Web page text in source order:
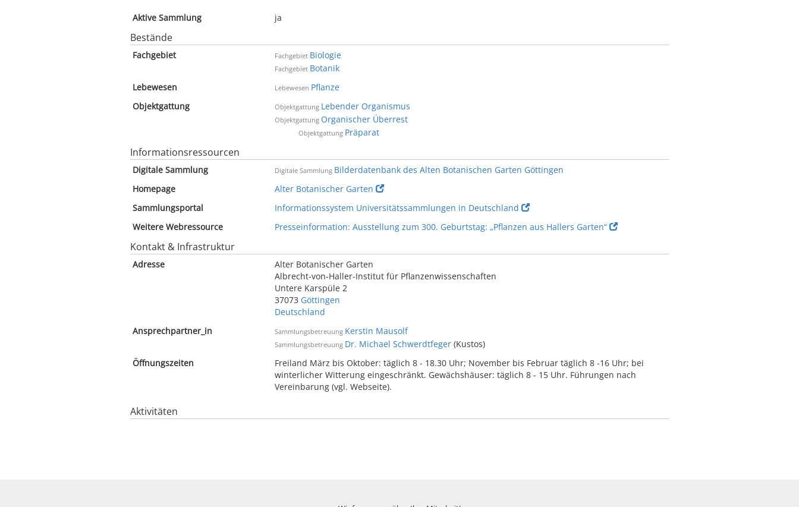
Aktive Sammlung ja
Bestände
Fachgebiet Fachgebiet Biologie
Fachgebiet Botanik
Lebewesen
Lebewesen Pflanze
Objektgattung
Objektgattung Lebender Organismus
Objektgattung Organischer Überrest
Objektgattung Präparat
Informationsressourcen
Digitale Sammlung Digitale Sammlung Bilderdatenbank des Alten Botanischen Garten Göttingen
Homepage
Alter Botanischer Garten
Sammlungsportal
Informationssystem Universitätssammlungen in Deutschland
Weitere Webressource
Presseinformation: Ausstellung zum 300. Geburtstag: „Pflanzen aus Hallers Garten“
Kontakt & Infrastruktur
Adresse
Alter Botanischer Garten
Albrecht-von-Haller-Institut für Pflanzenwissenschaften
Untere Karspüle 2
37073 Göttingen
Deutschland
Ansprechpartner_in
Sammlungsbetreuung Kerstin Mausolf
Sammlungsbetreuung Dr. Michael Schwerdtfeger(Kustos)
Öffnungszeiten
Freiland März bis Oktober: täglich 8 - 18.30 Uhr; November bis Februar täglich 8 -16 Uhr; bei
winterlicher Witterung eingeschränkt. Gewächshäuser: täglich 8 - 15 Uhr. Führungen nach
Vereinbarung (vgl. Webseite).
Aktivitäten